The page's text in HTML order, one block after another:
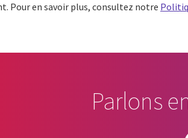
Pour en savoir plus, consultez notre
Parlons